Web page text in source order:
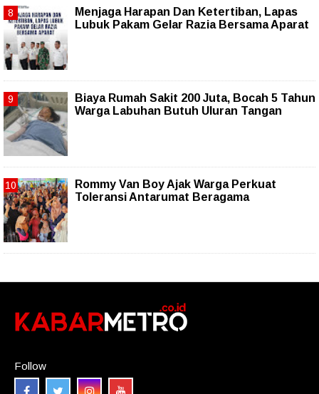
Menjaga Harapan Dan Ketertiban, Lapas
Lubuk Pakam Gelar Razia Bersama Aparat
Biaya Rumah Sakit 200 Juta, Bocah 5 Tahun
Warga Labuhan Butuh Uluran Tangan
Rommy Van Boy Ajak Warga Perkuat
Toleransi Antarumat Beragama
Follow